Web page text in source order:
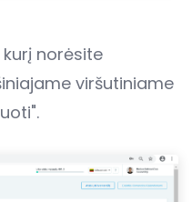
norėsite
viršutiniame